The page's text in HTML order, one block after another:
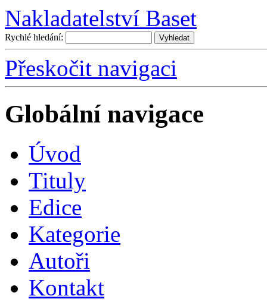
Nakladatelství Baset
Rychlé hledání:
Přeskočit navigaci
Globální navigace
Úvod
Tituly
Edice
Kategorie
Autoři
Kontakt